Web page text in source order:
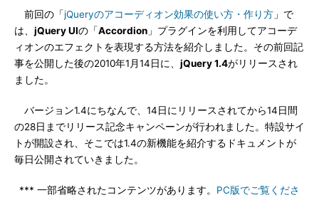
前回の「jQueryのアコーディオン効果の使い方・作り方 」で
は、 jQuery UIの「Accordion 」プラグインを利用してアコーデ
ィオンのエフェクトを表現する方法を紹介しました。その前回記
事を公開した後の2010年1月14日に、 jQuery 1.4がリリースされ
ました。
バージョン1.4にちなんで、14日にリリースされてから14日間
の28日までリリース記念キャンペーンが行われました。特設サイ
トが開設され、そこでは1.4の新機能を紹介するドキュメントが
毎日公開されていきました。
*** 一部省略されたコンテンツがあります。 PC版でご覧くださ